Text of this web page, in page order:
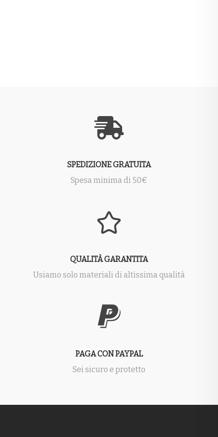
SPEDIZIONE GRATUITA
Spesa minima di 50€
QUALITÀ GARANTITA
Usiamo solo materiali di altissima qualità
PAGA CON PAYPAL
Sei sicuro e protetto